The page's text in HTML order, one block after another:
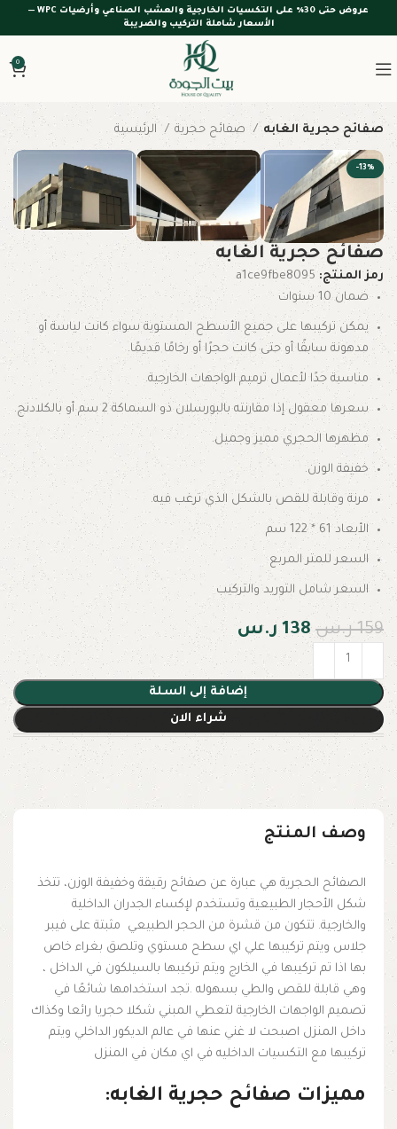
عروض حتى 30% على التكسيات الخارجية والعشب الصناعي وأرضيات WPC —
الأسعار شاملة التركيب والضريبة
0
صفائح حجرية الغابه
-13%
صفائح حجرية الغابه
رمز المنتج: a1ce9fbe8095
ضمان 10 سنوات
يمكن تركيبها على جميع الأسطح المستوية سواء كانت لياسة أو
مدهونة سابقًا أو حتى كانت حجرًا أو رخامًا قديمًا.
مناسبة جدًا لأعمال ترميم الواجهات الخارجية.
سعرها معقول إذا مقارنته بالبورسلان ذو السماكة 2 سم أو بالكلادنج.
مظهرها الحجري مميز وجميل.
خفيفة الوزن.
مرنة وقابلة للقص بالشكل الذي ترغب فيه.
الأبعاد 61 * 122 سم
السعر للمتر المربع
السعر شامل التوريد والتركيب
159 ر.س 138 ر.س
إضافة إلى السلة
شراء الان
وصف المنتج
الصفائح الحجرية هي عبارة عن صفائح رقيقة وخفيفة الوزن، تتخذ
شكل الأحجار الطبيعية وتستخدم لإكساء الجدران الداخلية
والخارجية. تتكون من قشرة من الحجر الطبيعي مثبتة على فيبر
جلاس ويتم تركيبها علي اي سطح مستوي وتلصق بغراء خاص
بها اذا تم تركيبها في الخارج ويتم تركيبها بالسيلكون في الداخل ،
وهي قابلة للقص والطي بسهوله .تجد استخدامها شائعًا في
تصميم الواجهات الخارجية لتعطي المبني شكلا حجريا رائعا وكذاك
داخل المنزل اصبحت لا غني عنها في عالم الديكور الداخلي ويتم
تركيبها مع التكسيات الداخليه في اي مكان في المنزل
مميزات صفائح حجرية الغابه: